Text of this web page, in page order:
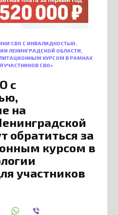
СВО С ИНВАЛИДНОСТЬЮ,
ЛЕНИНГРАДСКОЙ ОБЛАСТИ,
КУРСОМ В РАМКАХ
УЧАСТНИКОВ СВО»
с
на
обратиться за
курсом в
участников